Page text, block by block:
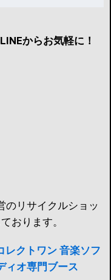
からお気軽に！
のリサイクルショッ
おります。
レクトワン 音楽ソフ
ィオ専門ブース